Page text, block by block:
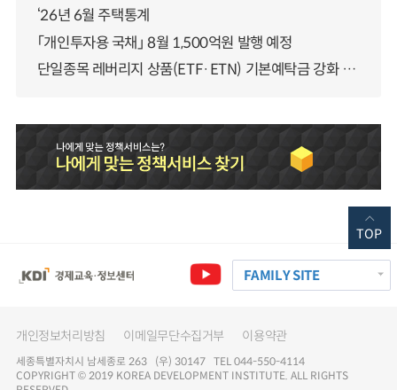
‘26년 6월 주택통계
「개인투자용 국채」 8월 1,500억원 발행 예정
단일종목 레버리지 상품(ETF·ETN) 기본예탁금 강화 조기시행 방안 안내
FAMILY SITE
개인정보처리방침 이메일무단수집거부 이용약관
세종특별자치시 남세종로 263 (우) 30147 TEL 044-550-4114
COPYRIGHT © 2019 KOREA DEVELOPMENT INSTITUTE. ALL RIGHTS
TOP